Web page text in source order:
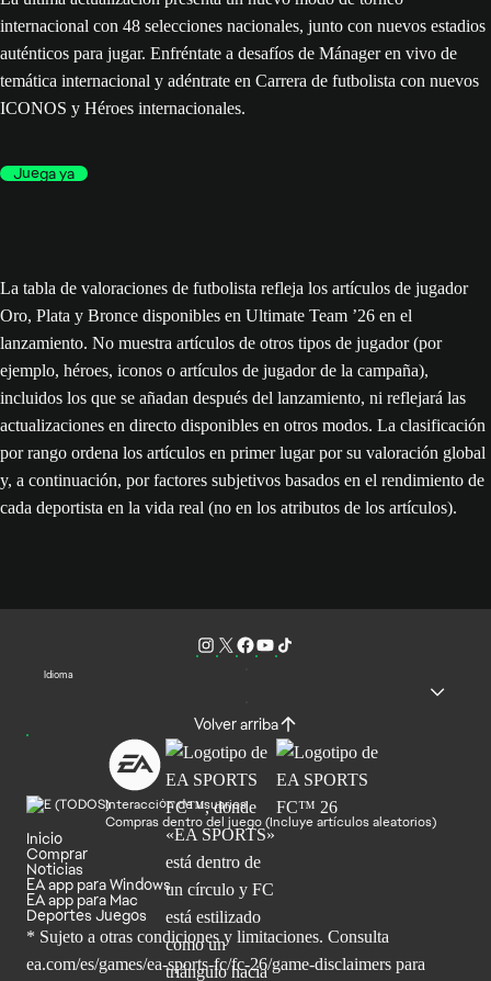
internacional con 48 selecciones nacionales, junto con nuevos estadios
auténticos para jugar. Enfréntate a desafíos de Mánager en vivo de
temática internacional y adéntrate en Carrera de futbolista con nuevos
ICONOS y Héroes internacionales.
Juega ya
La tabla de valoraciones de futbolista refleja los artículos de jugador
Oro, Plata y Bronce disponibles en Ultimate Team ’26 en el
lanzamiento. No muestra artículos de otros tipos de jugador (por
ejemplo, héroes, iconos o artículos de jugador de la campaña),
incluidos los que se añadan después del lanzamiento, ni reflejará las
actualizaciones en directo disponibles en otros modos. La clasificación
por rango ordena los artículos en primer lugar por su valoración global
y, a continuación, por factores subjetivos basados en el rendimiento de
cada deportista en la vida real (no en los atributos de los artículos).
Idioma
Volver arriba
Interacción de usuarios
Compras dentro del juego (Incluye artículos aleatorios)
Inicio
Comprar
Noticias
EA app para Windows
EA app para Mac
Deportes Juegos
* Sujeto a otras condiciones y limitaciones. Consulta
ea.com/es/games/ea-sports-fc/fc-26/game-disclaimers para